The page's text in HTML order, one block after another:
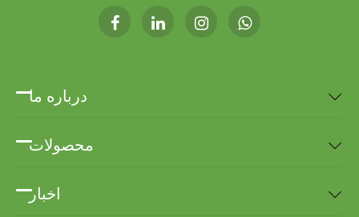
درباره ما 
محصولات 
اخبار 